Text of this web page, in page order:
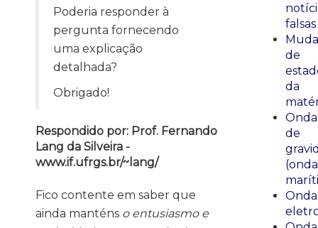
Poderia responder à
pergunta fornecendo
uma explicação
detalhada?
Obrigado!
Respondido por: Prof. Fernando
Lang da Silveira -
www.if.ufrgs.br/~lang/
Fico contente em saber que
ainda manténs o entusiasmo e
falsas
de
da
de